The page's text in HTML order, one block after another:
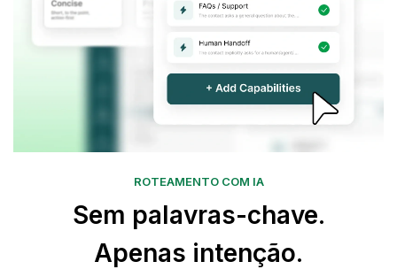
ROTEAMENTO COM IA
Sem palavras-chave.
Apenas intenção.